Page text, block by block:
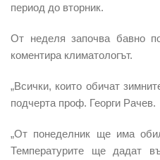
период до вторник.
От неделя започва бавно
коментира климатологът.
„Всички, които обичат
подчерта проф. Георги Рачев.
„От понеделник ще има
Температурите ще дадат